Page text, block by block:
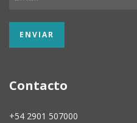
Contacto
+54 2901 507000